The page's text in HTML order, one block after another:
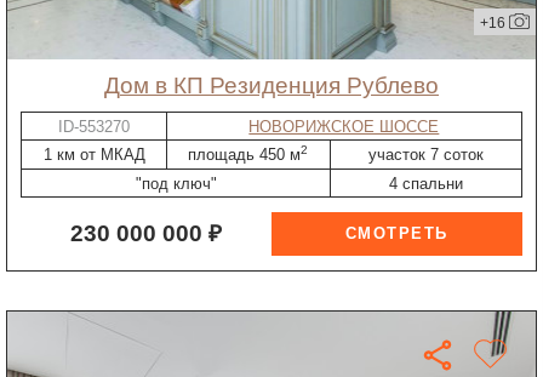
+16
дом в КП Резиденция Рублево
ID-553270
НОВОРИЖСКОЕ ШОССЕ
1 км от МКАД
площадь 450 м2
участок 7 соток
"под ключ"
4 спальни
230 000 000 ₽